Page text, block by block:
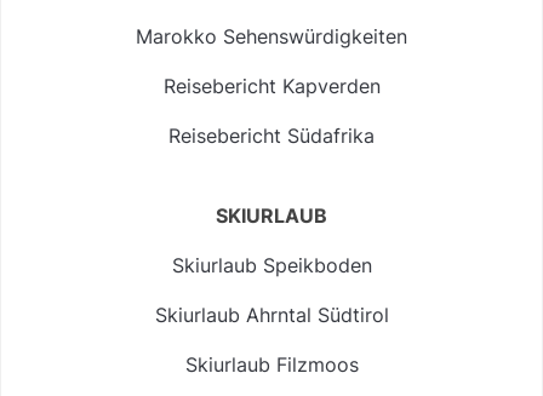
Marokko Sehenswürdigkeiten
Reisebericht Kapverden
Reisebericht Südafrika
SKIURLAUB
Skiurlaub Speikboden
Skiurlaub Ahrntal Südtirol
Skiurlaub Filzmoos